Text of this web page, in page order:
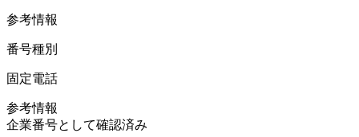
参考情報
番号種別
固定電話
参考情報
企業番号として確認済み